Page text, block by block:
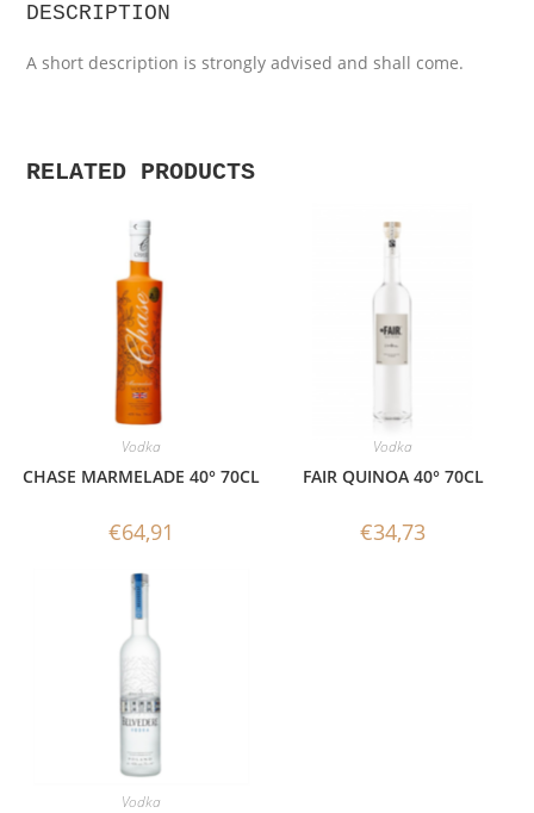
DESCRIPTION
A short description is strongly advised and shall come.
RELATED PRODUCTS
Vodka
CHASE MARMELADE 40° 70CL
€64,91
Vodka
FAIR QUINOA 40° 70CL
€34,73
Vodka